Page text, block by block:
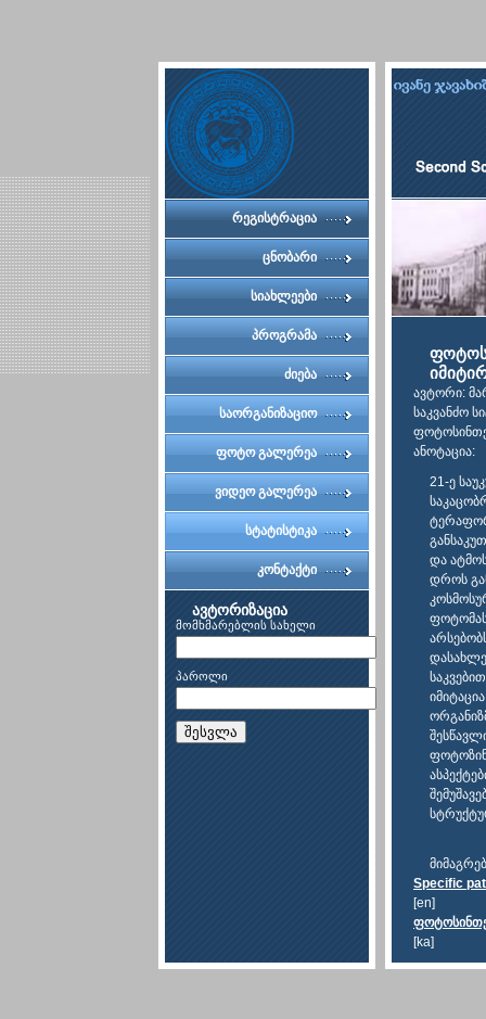
რეგისტრაცია
ცნობარი
სიახლეები
პროგრამა
ძიება
საორგანიზაციო
კომიტეტი
ფოტო გალერეა
ვიდეო გალერეა
სტატისტიკა
კონტაქტი
ავტორიზაცია
მომხმარებლის სახელი
პაროლი
შესვლა
ავტორი:
საკვანძო
ანოტაცია:
21-ე
და
დროს
Specific
[en]
[ka]